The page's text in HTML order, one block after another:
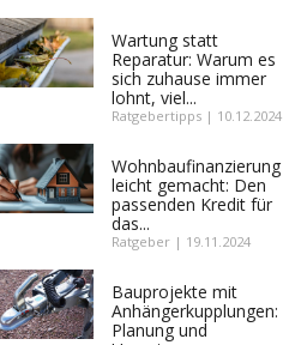
Wartung statt
Reparatur: Warum es
sich zuhause immer
lohnt, viel...
Ratgebertipps | 10.12.2024
Wohnbaufinanzierung
leicht gemacht: Den
passenden Kredit für
das...
Ratgeber | 19.11.2024
Bauprojekte mit
Anhängerkupplungen:
Planung und